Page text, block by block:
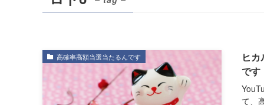
高確率高額当選当たるんです
ヒ
です
て、